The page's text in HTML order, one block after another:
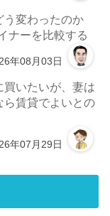
う変わったのか
ナーを比較する
年08月03日
買いたいが、妻は
ら賃貸でよいとの
年07月29日